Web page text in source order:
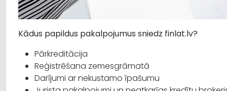
Kādus papildus pakalpojumus sniedz finlat.lv?
Pārkreditācija
Reģistrēšana zemesgrāmatā
Darījumi ar nekustamo īpašumu